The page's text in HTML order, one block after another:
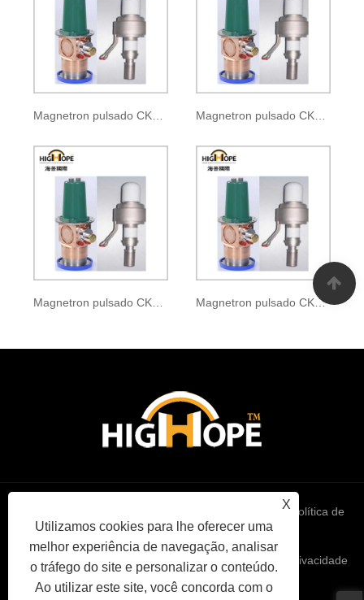
Magnetron pulsado CKM-110B
Magnetron pulsado CKM-120 Magnetron pulsado CKM-121A
X
Utilizamos cookies para lhe oferecer uma
melhor experiência de navegação, analisar
o tráfego do site e personalizar o conteúdo.
Ao utilizar este site, você concorda com o
política de
Privacidade